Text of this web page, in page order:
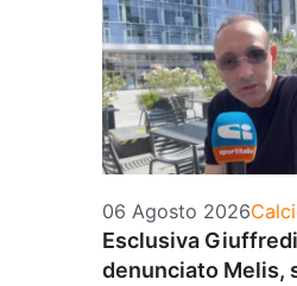
06 Agosto 2026
Esclusiva
denunciato Melis,